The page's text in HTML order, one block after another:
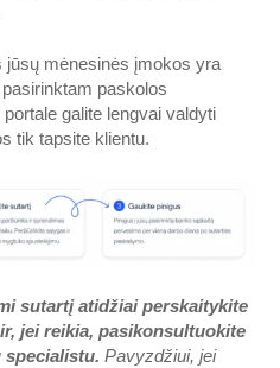
jūsų mėnesinės įmokos yra
paskolos
galite lengvai valdyti
tik tapsite klientu.
sutartį atidžiai perskaitykite
jei reikia, pasikonsultuokite
specialistu.Pavyzdžiui, jei